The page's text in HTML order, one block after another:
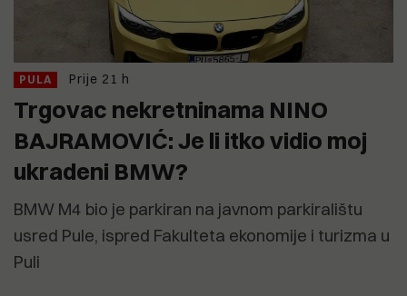
PULA Prije 21 h
Trgovac nekretninama NINO
BAJRAMOVIĆ: Je li itko vidio moj
ukradeni BMW?
BMW M4 bio je parkiran na javnom parkiralištu
usred Pule, ispred Fakulteta ekonomije i turizma u
Puli